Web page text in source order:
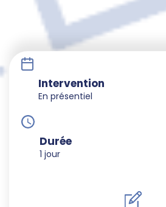
Intervention
En présentiel
Durée
1 jour